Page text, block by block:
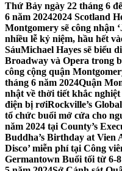
Thứ Bảy ngày 22 tháng 6
6 năm 20242024 Scotland
Montgomery sẽ công nhận
nhiều lễ kỷ niệm, hầu hết
SáuMichael Hayes sẽ biểu
Broadway và Opera trong
công cộng quận
tháng 6 năm 2024Quận
nhật về thời tiết khắc
điện bị rơiRockville’s
tổ chức buổi mở cửa cho
năm 2024 tại County’s
Buddha’s Birthday at Vien
Disco’ miễn phí tại Công
Germantown Buổi tối từ 6-